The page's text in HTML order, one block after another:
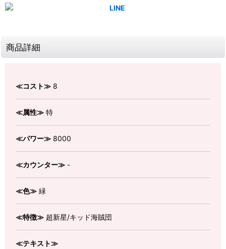
商品詳細
≪コスト≫ 8
≪属性≫ 特
≪パワー≫ 8000
≪カウンター≫ -
≪色≫ 緑
≪特徴≫ 超新星/キッド海賊団
≪テキスト≫